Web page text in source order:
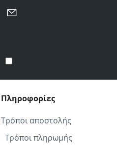
email
σας
Πληροφορίες
Τρόποι αποστολής
Τρόποι πληρωμής